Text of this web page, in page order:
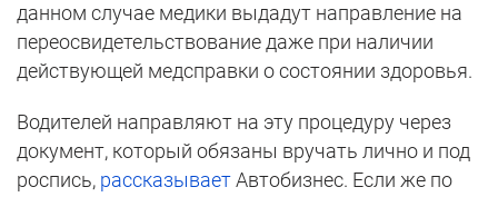
данном случае медики выдадут направление на
переосвидетельствование даже при наличии
действующей медсправки о состоянии здоровья.
Водителей направляют на эту процедуру через
документ, который обязаны вручать лично и под
роспись, рассказываетАвтобизнес. Если же по